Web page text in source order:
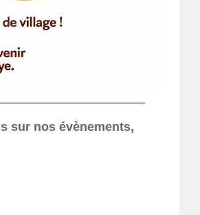
sur nos évènements,